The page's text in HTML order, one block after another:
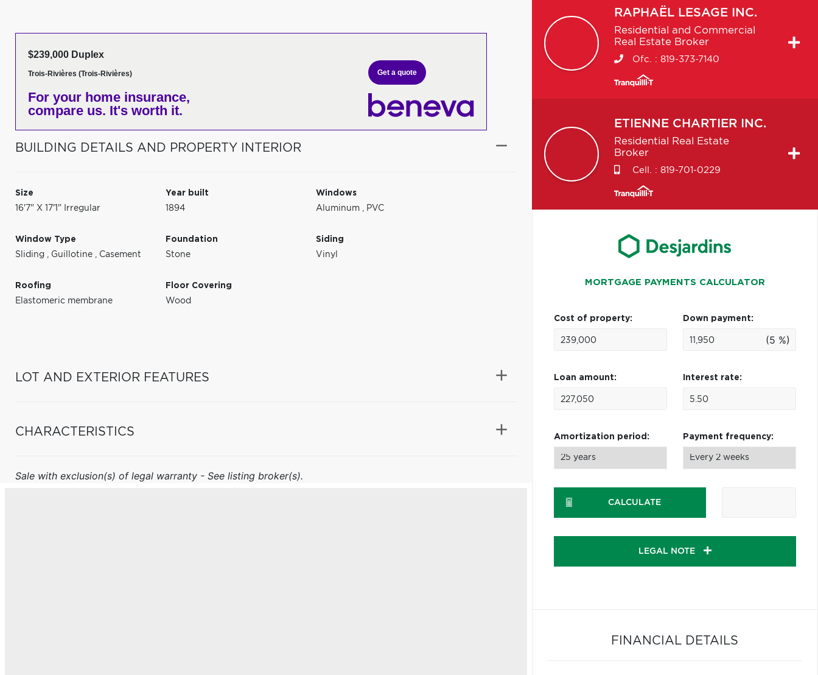
$239,000 Duplex
Trois-Rivières (Trois-Rivières)
For your home insurance,
compare us. It's worth it.
Get a quote
BUILDING DETAILS AND PROPERTY INTERIOR
Size
16'7" X 17'1" Irregular
Year built
1894
Windows
Aluminum , PVC
Window Type
Sliding , Guillotine , Casement
Foundation
Stone
Siding
Vinyl
Roofing
Elastomeric membrane
Floor Covering
Wood
LOT AND EXTERIOR FEATURES
CHARACTERISTICS
Sale with exclusion(s) of legal warranty - See listing broker(s).
RAPHAËL LESAGE INC.
Residential and Commercial
Real Estate Broker
Ofc. : 819-373-7140
ETIENNE CHARTIER INC.
Residential Real Estate
Broker
Cell. : 819-701-0229
MORTGAGE PAYMENTS CALCULATOR
Cost of property: Down payment:
(5 %)
Loan amount: Interest rate:
Amortization period: Payment frequency:
CALCULATE
LEGAL NOTE
FINANCIAL DETAILS